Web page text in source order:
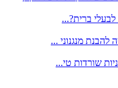
לבעלי ברית?...
שורדות טי...